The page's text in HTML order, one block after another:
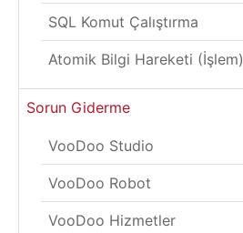
SQL Komut Çalıştırma
Atomik Bilgi Hareketi (İşlem)
Sorun Giderme
VooDoo Studio
VooDoo Robot
VooDoo Hizmetler